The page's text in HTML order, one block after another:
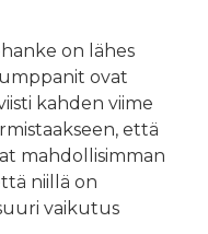
on lähes
ovat
kahden viime
että
mahdollisimman
niillä on
vaikutus